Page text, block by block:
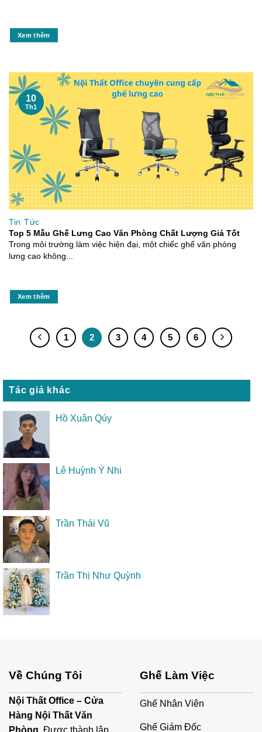
Xem thêm
Tin Tức
Top 5 Mẫu Ghế Lưng Cao Văn Phòng Chất Lượng Giá Tốt
Trong môi trường làm việc hiện đại, một chiếc ghế văn phòng
lưng cao không...
Xem thêm
10
Th1
1 2 3 4 5 6
Tác giả khác
Hồ Xuân Qúy
Lê Huỳnh Ý Nhi
Trần Thái Vũ
Trần Thị Như Quỳnh
Về Chúng Tôi
Nội Thất Office – Cửa
Hàng Nội Thất Văn
Phòng. Được thành lập
Ghế Làm Việc
Ghế Nhân Viên
Ghế Giám Đốc